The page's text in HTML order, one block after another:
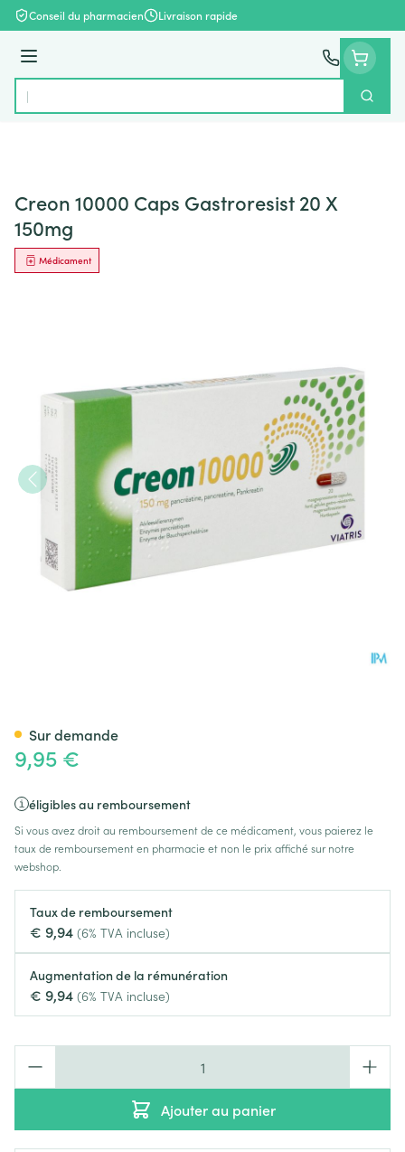
Aller au contenu
Conseil du pharmacien Livraison rapide
Menu
Rechercher
Creon 10000 Caps Gastroresist 20 X
150mg
Médicament
9,95 €
éligibles au remboursement
Si vous avez droit au remboursement de ce médicament, vous paierez le
taux de remboursement en pharmacie et non le prix affiché sur notre
webshop.
Taux de remboursement
€ 9,94 (6% TVA incluse)
Augmentation de la rémunération
€ 9,94 (6% TVA incluse)
Ajouter au panier
Sur demande